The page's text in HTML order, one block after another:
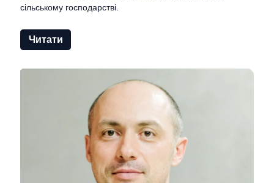
сільському господарстві.
Читати